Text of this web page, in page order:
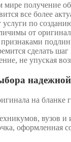
получение
все более
по
от
сделать шаг
не упуская
на бланке
вузов и
оформленная